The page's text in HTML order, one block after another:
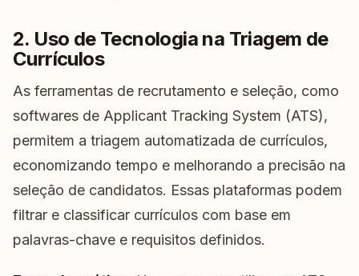
2. Uso de Tecnologia na Triagem de
Currículos
As ferramentas de recrutamento e seleção, como
softwares de Applicant Tracking System (ATS),
permitem a triagem automatizada de currículos,
economizando tempo e melhorando a precisão na
seleção de candidatos. Essas plataformas podem
filtrar e classificar currículos com base em
palavras-chave e requisitos definidos.